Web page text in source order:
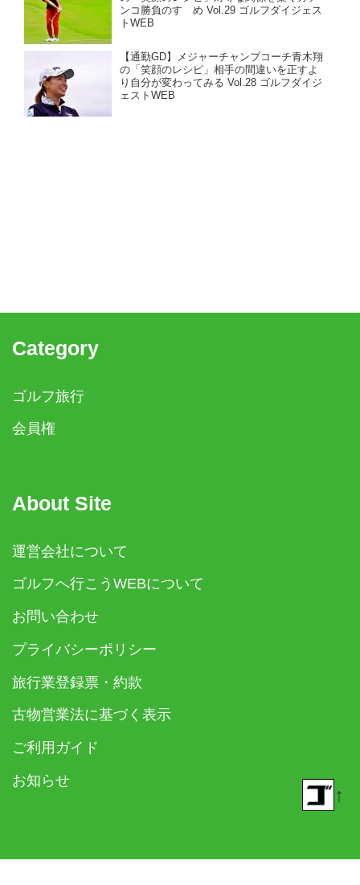
ンコ勝負のすゝめ Vol.29 ゴルフダイジェス
トWEB
【通勤GD】メジャーチャンプコーチ青木翔
の「笑顔のレシピ」相手の間違いを正すよ
り自分が変わってみる Vol.28 ゴルフダイジ
ェストWEB
Category
ゴルフ旅行
会員権
About Site
運営会社について
ゴルフへ行こうWEBについて
お問い合わせ
プライバシーポリシー
旅行業登録票・約款
古物営業法に基づく表示
ご利用ガイド
お知らせ
↑